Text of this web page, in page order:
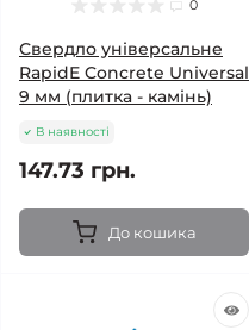
0
Свердло універсальне
RapidE Concrete Universal
9 мм (плитка - камінь)
В наявності
147.73 грн.
До кошика